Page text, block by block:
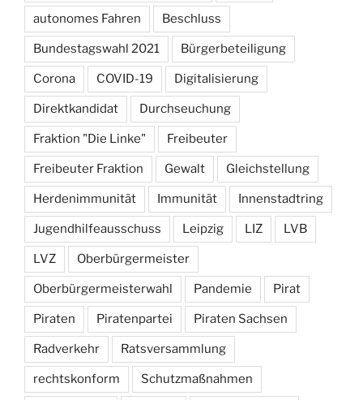
autonomes Fahren Beschluss
Bundestagswahl 2021 Bürgerbeteiligung
Corona COVID-19 Digitalisierung
Direktkandidat Durchseuchung
Fraktion "Die Linke" Freibeuter
Freibeuter Fraktion Gewalt Gleichstellung
Herdenimmunität Immunität Innenstadtring
Jugendhilfeausschuss Leipzig LIZ LVB
LVZ Oberbürgermeister
Oberbürgermeisterwahl Pandemie Pirat
Piraten Piratenpartei Piraten Sachsen
Radverkehr Ratsversammlung
rechtskonform Schutzmaßnahmen